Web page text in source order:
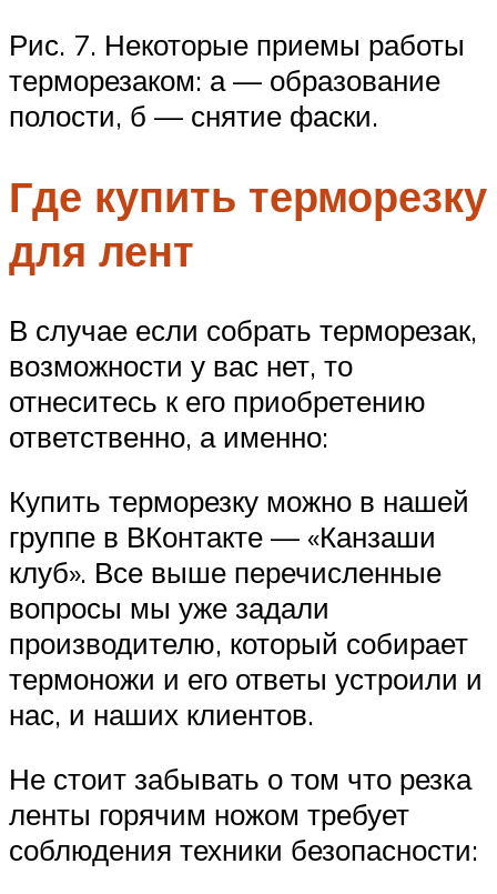
Рис. 7. Некоторые приемы работы
терморезаком: а — образование
полости, б — снятие фаски.
Где купить терморезку
для лент
В случае если собрать терморезак,
возможности у вас нет, то
отнеситесь к его приобретению
ответственно, а именно:
Купить терморезку можно в нашей
группе в ВКонтакте — «Канзаши
клуб». Все выше перечисленные
вопросы мы уже задали
производителю, который собирает
термоножи и его ответы устроили и
нас, и наших клиентов.
Не стоит забывать о том что резка
ленты горячим ножом требует
соблюдения техники безопасности: